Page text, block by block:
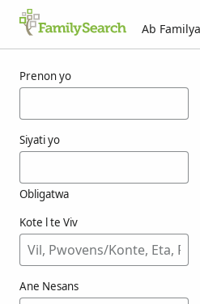
Ab
Prenon yo
Siyati yo
Obligatwa
Kote l te Viv
Ane Nesans